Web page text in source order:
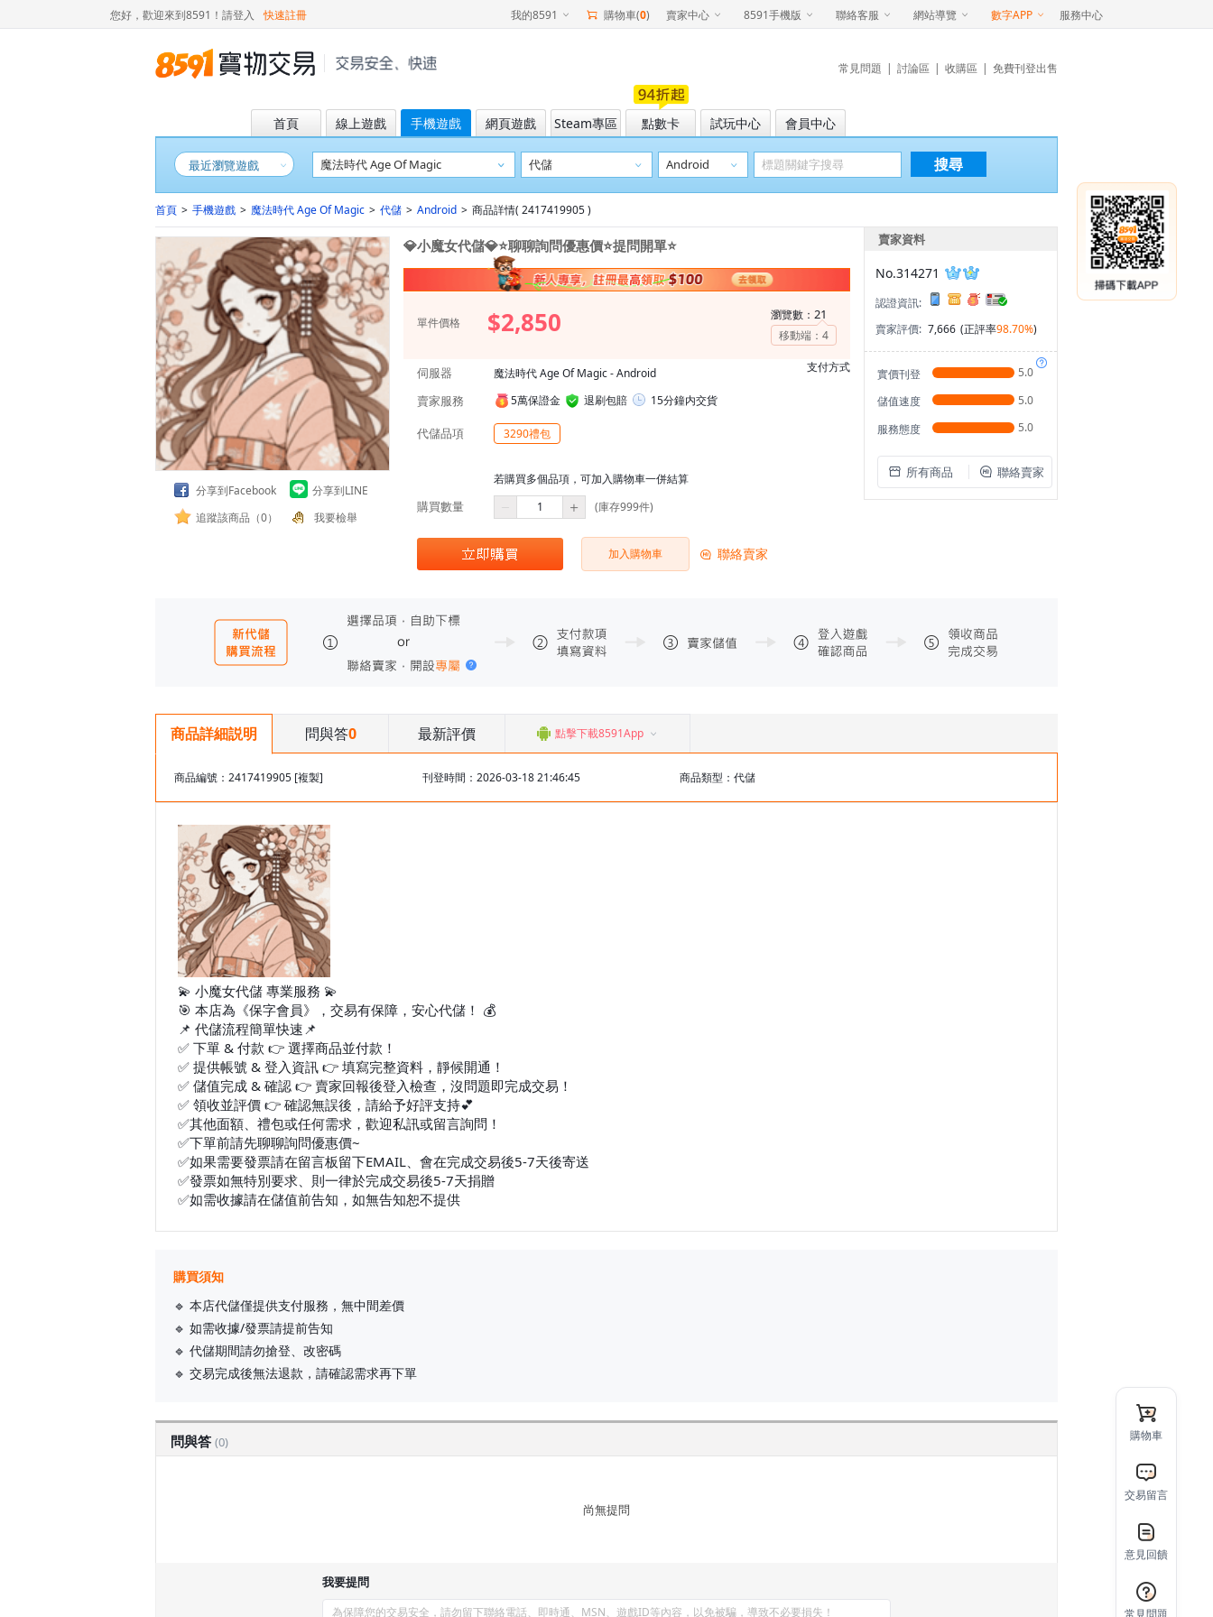
您好，歡迎來到8591！ 請登入 快速註冊 我的8591 購物車(0) 賣家中心 8591手機版 聯絡客服 網站導覽 數字APP 服務中心
常見問題 | 討論區 | 收購區 | 免費刊登出售
首頁 線上遊戲 手機遊戲 網頁遊戲 Steam專區 點數卡 試玩中心 會員中心
最近瀏覽遊戲 搜尋
首頁 > 手機遊戲 > 魔法時代 Age Of Magic > 代儲 > Android > 商品詳情( 2417419905 )
分享到Facebook
分享到LINE
追蹤該商品（0）
我要檢舉
💎小魔女代儲💎⭐聊聊詢問優惠價⭐提問開單⭐
單件價格 $2,850 瀏覽數： 21
移動端： 4
伺服器 魔法時代 Age Of Magic - Android
賣家服務 5萬保證金 退刷包賠 15分鐘内交貨
代儲品項 3290禮包
若購買多個品項，可加入購物車一併結算
購買數量 (庫存999件)
加入購物車 聯絡賣家
支付方式
賣家資料
No.314271
認證資訊:
賣家評價: 7,666 (正評率98.70%)
實價刊登
5.0
儲值速度
5.0
服務態度
5.0
所有商品 聯絡賣家
商品詳細説明 問與答0 最新評價 點擊下載8591App
商品編號：2417419905 [複製] 刊登時間：2026-03-18 21:46:45 商品類型：代儲
💫 小魔女代儲 專業服務 💫
🎯 本店為《保字會員》，交易有保障，安心代儲！ 💰
📌 代儲流程簡單快速📌
✅ 下單 & 付款 👉 選擇商品並付款！
✅ 提供帳號 & 登入資訊 👉 填寫完整資料，靜候開通！
✅ 儲值完成 & 確認 👉 賣家回報後登入檢查，沒問題即完成交易！
✅ 領收並評價 👉 確認無誤後，請給予好評支持💕
✅其他面額、禮包或任何需求，歡迎私訊或留言詢問！
✅下單前請先聊聊詢問優惠價~
✅如果需要發票請在留言板留下EMAIL、會在完成交易後5-7天後寄送
✅發票如無特別要求、則一律於完成交易後5-7天捐贈
✅如需收據請在儲值前告知，如無告知恕不提供
購買須知
🔹 本店代儲僅提供支付服務，無中間差價
🔹 如需收據/發票請提前告知
🔹 代儲期間請勿搶登、改密碼
🔹 交易完成後無法退款，請確認需求再下單
問與答 (0)
尚無提問
我要提問
購物車
交易留言
意見回饋
常見問題